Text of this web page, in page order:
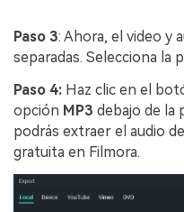
Paso 3: Ahora, el video y
separadas. Selecciona la
Paso 4: Haz clic en el
opción MP3 debajo de la
podrás extraer el audio
gratuita en Filmora.